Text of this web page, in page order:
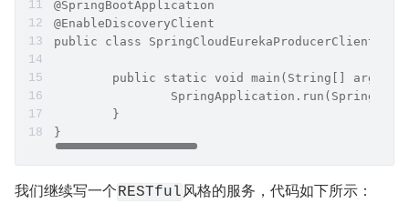
@SpringBootApplication
@EnableDiscoveryClient
public class
	public static void main(String[] args) {
	}
}
我们继续写一个RESTful 风格的服务，代码如下所示：